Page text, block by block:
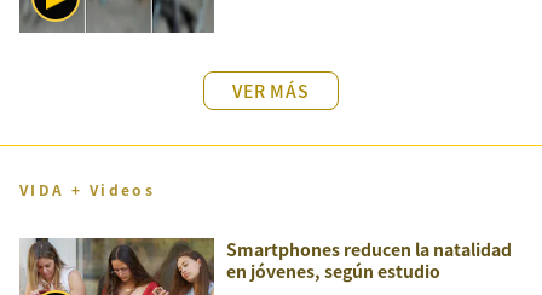
VER MÁS
VIDA + Videos
Smartphones reducen la natalidad
en jóvenes, según estudio